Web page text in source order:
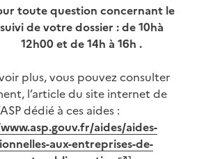
toute question concernant le
suivi de votre dossier : de 10hà
12h00 et de 14h à 16h .
plus, vous pouvez consulter
l’article du site internet de
dédié à ces aides :
aides/aides-
aux-entreprises-de-